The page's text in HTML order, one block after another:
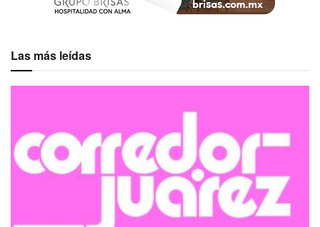
Las más leídas